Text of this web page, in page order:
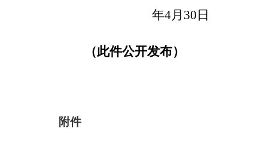
年4月30日
（此件公开发布）
附件